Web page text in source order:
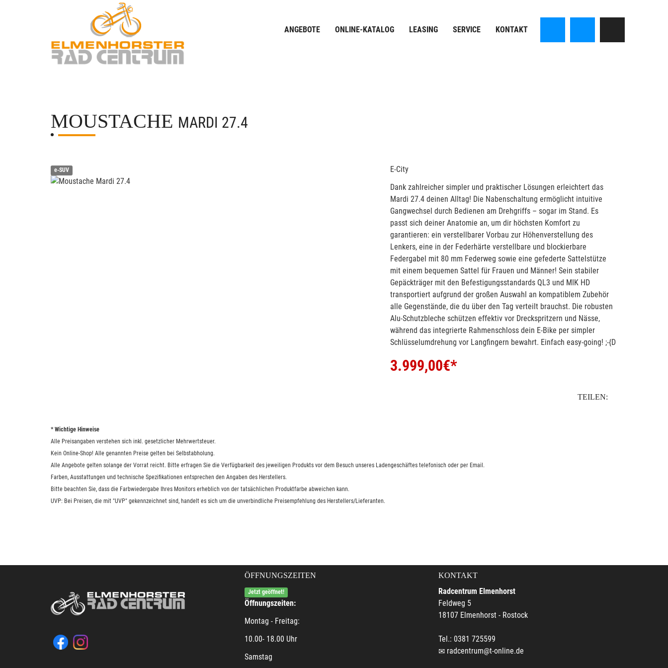
ANGEBOTE ONLINE-KATALOG LEASING SERVICE KONTAKT
MOUSTACHE MARDI 27.4
e-SUV
E-City
Dank zahlreicher simpler und praktischer Lösungen erleichtert das
Mardi 27.4 deinen Alltag! Die Nabenschaltung ermöglicht intuitive
Gangwechsel durch Bedienen am Drehgriffs – sogar im Stand. Es
passt sich deiner Anatomie an, um dir höchsten Komfort zu
garantieren: ein verstellbarer Vorbau zur Höhenverstellung des
Lenkers, eine in der Federhärte verstellbare und blockierbare
Federgabel mit 80 mm Federweg sowie eine gefederte Sattelstütze
mit einem bequemen Sattel für Frauen und Männer! Sein stabiler
Gepäckträger mit den Befestigungsstandards QL3 und MIK HD
transportiert aufgrund der großen Auswahl an kompatiblem Zubehör
alle Gegenstände, die du über den Tag verteilt brauchst. Die robusten
Alu-Schutzbleche schützen effektiv vor Dreckspritzern und Nässe,
während das integrierte Rahmenschloss dein E-Bike per simpler
Schlüsselumdrehung vor Langfingern bewahrt. Einfach easy-going! ;-{D
3.999,00€*
TEILEN:
* Wichtige Hinweise
Alle Preisangaben verstehen sich inkl. gesetzlicher Mehrwertsteuer.
Kein Online-Shop! Alle genannten Preise gelten bei Selbstabholung.
Alle Angebote gelten solange der Vorrat reicht. Bitte erfragen Sie die Verfügbarkeit des jeweiligen Produkts vor dem Besuch unseres Ladengeschäftes telefonisch oder per Email.
Farben, Ausstattungen und technische Spezifikationen entsprechen den Angaben des Herstellers.
Bitte beachten Sie, dass die Farbwiedergabe Ihres Monitors erheblich von der tatsächlichen Produktfarbe abweichen kann.
UVP: Bei Preisen, die mit "UVP" gekennzeichnet sind, handelt es sich um die unverbindliche Preisempfehlung des Herstellers/Lieferanten.
ÖFFNUNGSZEITEN
Jetzt geöffnet!
Öffnungszeiten:
Montag - Freitag:
10.00- 18.00 Uhr
Samstag
KONTAKT
Radcentrum Elmenhorst
Feldweg 5
18107 Elmenhorst - Rostock
Tel.: 0381 725599
radcentrum@t-online.de